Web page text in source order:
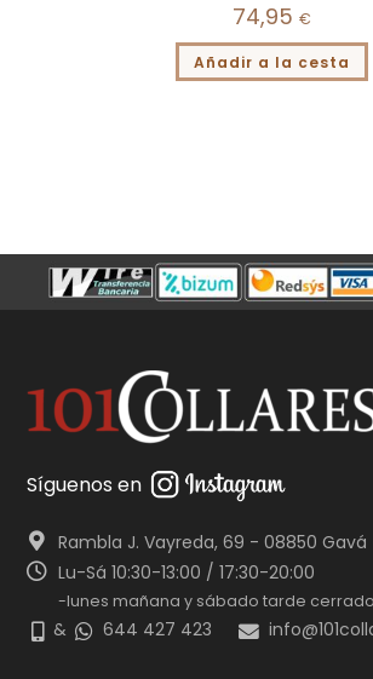
74,95 €
Añadir a la cesta
Síguenos en
Rambla J. Vayreda, 69 - 08850
Lu-Sá 10:30-13:00 / 17:30-20:00
-lunes mañana y sábado tarde
& 644 427 423